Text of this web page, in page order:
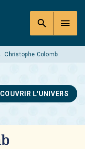
search menu
Christophe Colomb
L'UNIVERS